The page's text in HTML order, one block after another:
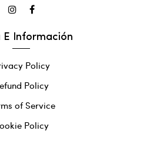
E Información
Policy
Policy
of Service
Policy